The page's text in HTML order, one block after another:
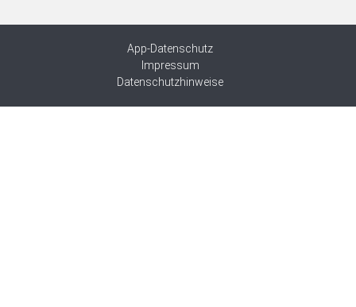
App-Datenschutz
Impressum
Datenschutzhinweise